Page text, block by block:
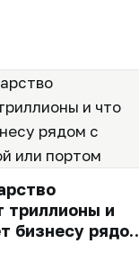
триллионы и
бизнесу рядом